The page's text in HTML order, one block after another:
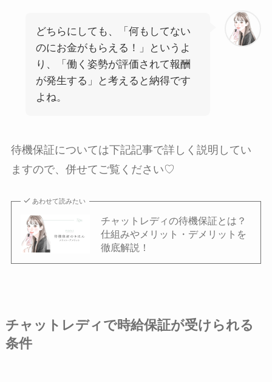
どちらにしても、「何もしてない
のにお金がもらえる！」というよ
り、「働く姿勢が評価されて報酬
が発生する」と考えると納得です
よね。
待機保証については下記記事で詳しく説明してい
ますので、併せてご覧ください♡
あわせて読みたい
チャットレディの待機保証とは？
仕組みやメリット・デメリットを
徹底解説！
チャットレディで時給保証が受けられる
条件